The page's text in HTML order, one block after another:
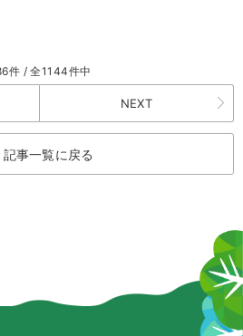
件 / 全1144件中
NEXT
記事一覧に戻る